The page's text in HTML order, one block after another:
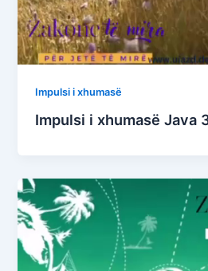
Impulsi i xhumasë
Impulsi i xhumasë Java